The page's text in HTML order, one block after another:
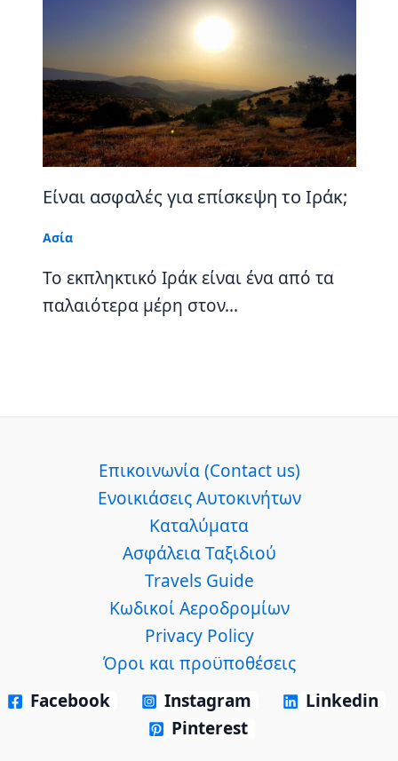
Είναι ασφαλές για επίσκεψη το Ιράκ;
Ασία
Το εκπληκτικό Ιράκ είναι ένα από τα
παλαιότερα μέρη στον…
Επικοινωνία (Contact us)
Ενοικιάσεις Αυτοκινήτων
Καταλύματα
Ασφάλεια Ταξιδιού
Travels Guide
Κωδικοί Αεροδρομίων
Privacy Policy
Όροι και προϋποθέσεις
Facebook
Instagram
Linkedin
Pinterest